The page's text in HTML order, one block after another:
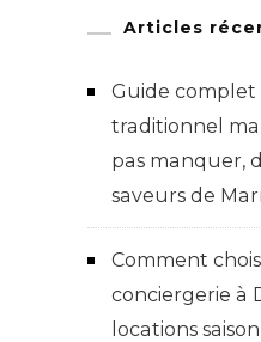
Articles
Guide
traditionnel
pas manquer,
saveurs de
Comment
conciergerie à
locations